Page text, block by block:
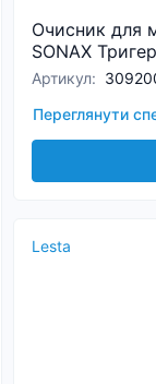
Очисник для
SONAX Тригер
Артикул:
Переглянути
Lesta